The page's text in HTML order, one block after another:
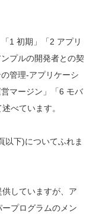
1 初期」「2 アプリ
プルの開発者との契
管理-アプリケーシ
マージン」「6 モバ
べています。
以下)についてふれま
していますが、ア
プログラムのメン